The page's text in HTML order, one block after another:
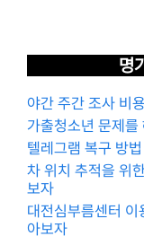
명
야간 주간 조사 비
가출청소년 문제
텔레그램 복구 방
차 위치 추적을 위
보자
대전심부름센터
아보자